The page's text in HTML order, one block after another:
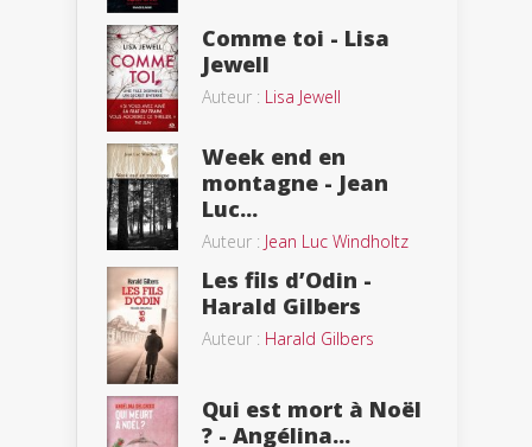
Comme toi - Lisa
Jewell
Auteur : Lisa Jewell
Week end en
montagne - Jean
Luc...
Auteur : Jean Luc Windholtz
Les fils d’Odin -
Harald Gilbers
Auteur : Harald Gilbers
Qui est mort à Noël
? - Angélina...